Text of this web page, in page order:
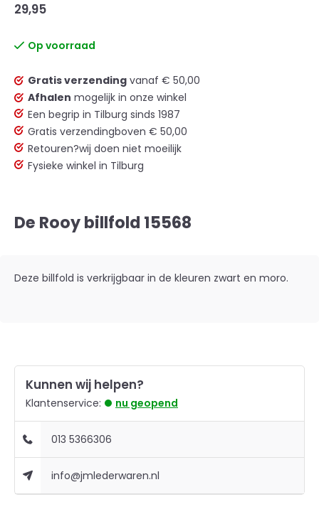
29,95
Op voorraad
Gratis verzending vanaf € 50,00
Afhalen mogelijk in onze winkel
Een begrip in Tilburg sinds 1987
Gratis verzendingboven € 50,00
Retouren?wij doen niet moeilijk
Fysieke winkel in Tilburg
De Rooy billfold 15568
Deze billfold is verkrijgbaar in de kleuren zwart en moro.
Kunnen wij helpen?
Klantenservice: nu geopend
013 5366306
info@jmlederwaren.nl